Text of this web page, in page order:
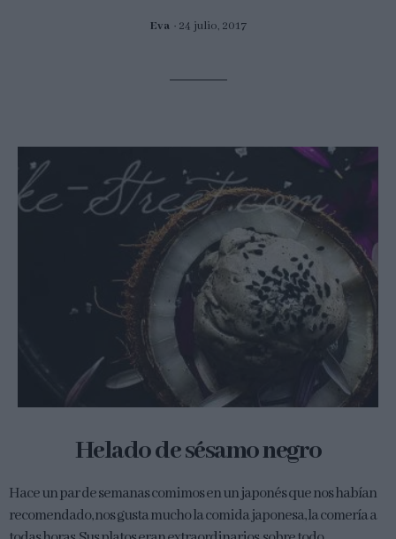
Eva 24 julio, 2017
Helado de sésamo negro
Hace un par de semanas comimos en un japonés que nos habían
recomendado, nos gusta mucho la comida japonesa, la comería a